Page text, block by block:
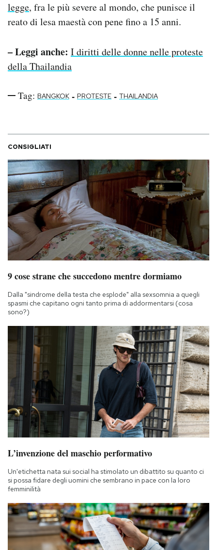
legge, fra le più severe al mondo, che punisce il
reato di lesa maestà con pene fino a 15 anni.
– Leggi anche: I diritti delle donne nelle proteste
della Thailandia
Tag: BANGKOK - PROTESTE - THAILANDIA
CONSIGLIATI
9 cose strane che succedono mentre dormiamo
Dalla "sindrome della testa che esplode" alla sexsomnia a quegli
spasmi che capitano ogni tanto prima di addormentarsi (cosa
sono?)
L’invenzione del maschio performativo
Un'etichetta nata sui social ha stimolato un dibattito su quanto ci
si possa fidare degli uomini che sembrano in pace con la loro
femminilità